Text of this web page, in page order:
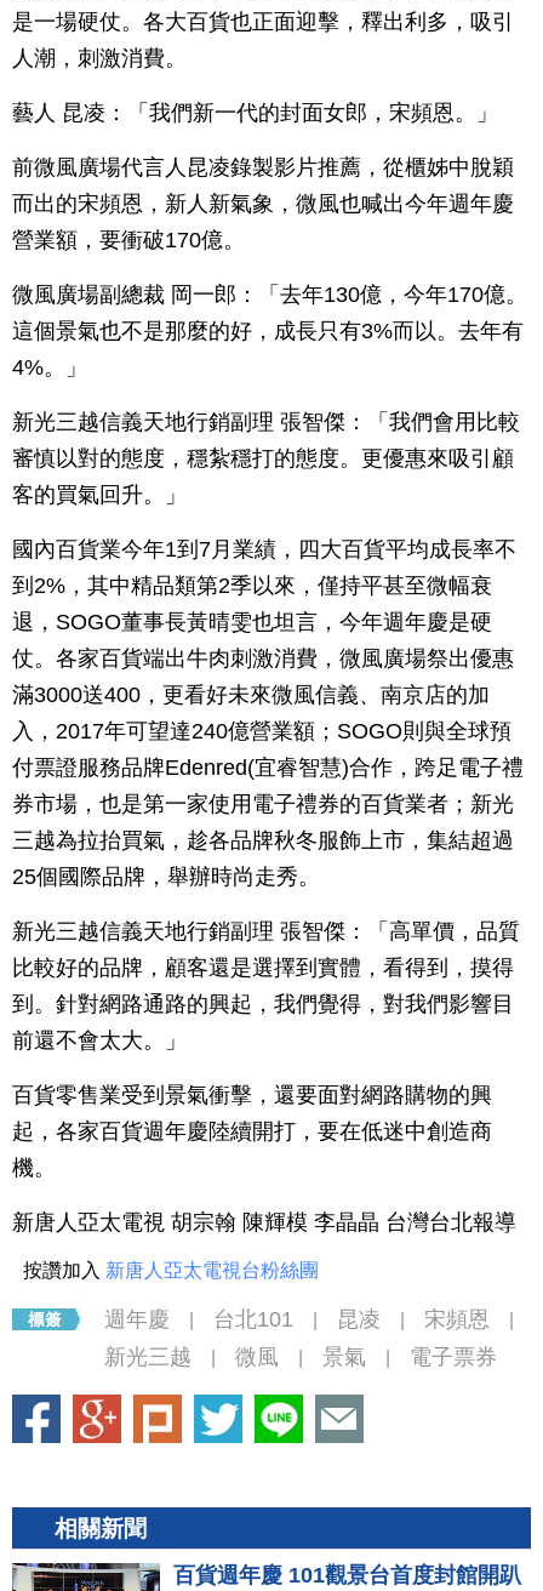
是一場硬仗。各大百貨也正面迎擊，釋出利多，吸引
人潮，刺激消費。
藝人 昆凌：「我們新一代的封面女郎，宋頻恩。」
前微風廣場代言人昆凌錄製影片推薦，從櫃姊中脫穎
而出的宋頻恩，新人新氣象，微風也喊出今年週年慶
營業額，要衝破170億。
微風廣場副總裁 岡一郎：「去年130億，今年170億。
這個景氣也不是那麼的好，成長只有3%而以。去年有
4%。」
新光三越信義天地行銷副理 張智傑：「我們會用比較
審慎以對的態度，穩紮穩打的態度。更優惠來吸引顧
客的買氣回升。」
國內百貨業今年1到7月業績，四大百貨平均成長率不
到2%，其中精品類第2季以來，僅持平甚至微幅衰
退，SOGO董事長黃晴雯也坦言，今年週年慶是硬
仗。各家百貨端出牛肉刺激消費，微風廣場祭出優惠
滿3000送400，更看好未來微風信義、南京店的加
入，2017年可望達240億營業額；SOGO則與全球預
付票證服務品牌Edenred(宜睿智慧)合作，跨足電子禮
券市場，也是第一家使用電子禮券的百貨業者；新光
三越為拉抬買氣，趁各品牌秋冬服飾上市，集結超過
25個國際品牌，舉辦時尚走秀。
新光三越信義天地行銷副理 張智傑：「高單價，品質
比較好的品牌，顧客還是選擇到實體，看得到，摸得
到。針對網路通路的興起，我們覺得，對我們影響目
前還不會太大。」
百貨零售業受到景氣衝擊，還要面對網路購物的興
起，各家百貨週年慶陸續開打，要在低迷中創造商
機。
新唐人亞太電視 胡宗翰 陳輝模 李晶晶 台灣台北報導
按讚加入 新唐人亞太電視台粉絲團
週年慶 台北101 昆凌 宋頻恩
新光三越 微風 景氣 電子票券
相關新聞
百貨週年慶 101觀景台首度封館開趴